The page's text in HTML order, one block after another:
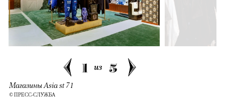
1 из 5
Магазины Asia st 71
© ПРЕСС-СЛУЖБА